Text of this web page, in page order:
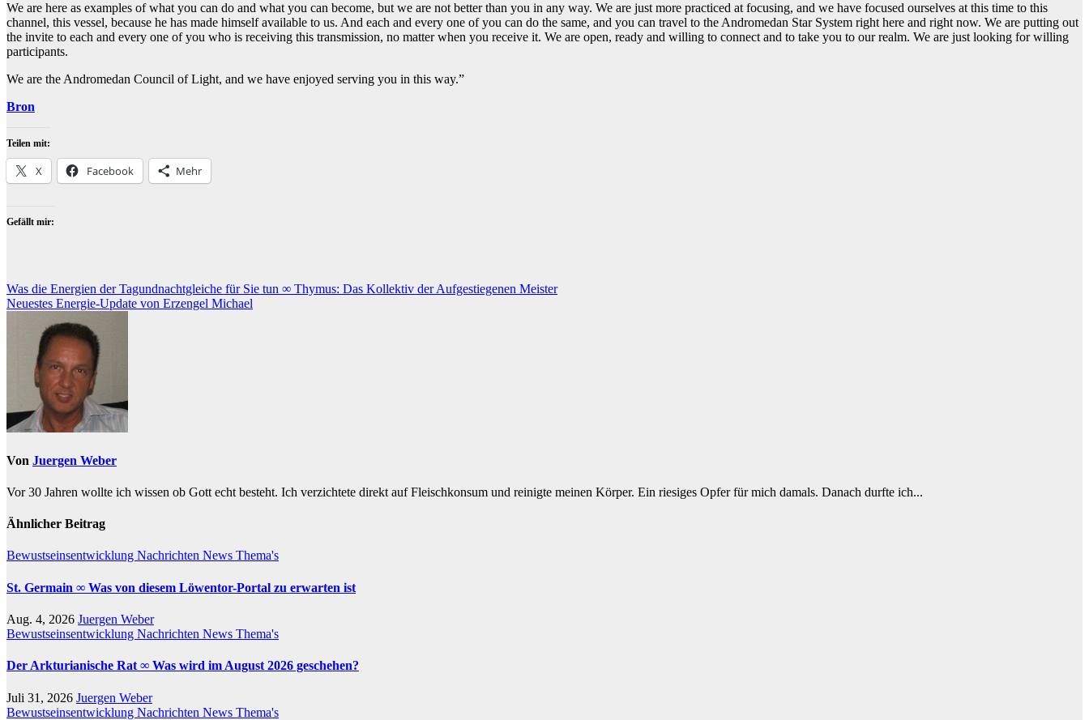
We are here as examples of what you can do and what you can become, but we are not better than you in any way. We are just more practiced at focusing, and we have focused ourselves at this time to this
channel, this vessel, because he has made himself available to us. And each and every one of you can do the same, and you can travel to the Andromedan Star System right here and right now. We are putting out
the invite to each and every one of you who is receiving this transmission, no matter when you receive it. We are open, ready and willing to connect and to take you to our realm. We are just looking for willing
participants.
We are the Andromedan Council of Light, and we have enjoyed serving you in this way.”
Bron
Teilen mit:
X Facebook Mehr
Gefällt mir:
Beitragsnavigation
Was die Energien der Tagundnachtgleiche für Sie tun ∞ Thymus: Das Kollektiv der Aufgestiegenen Meister
Neuestes Energie-Update von Erzengel Michael
Von Juergen Weber
Vor 30 Jahren wollte ich wissen ob Gott echt besteht. Ich verzichtete direkt auf Fleischkonsum und reinigte meinen Körper. Ein riesiges Opfer für mich damals. Danach durfte ich...
Ähnlicher Beitrag
Bewustseinsentwicklung Nachrichten News Thema's
St. Germain ∞ Was von diesem Löwentor-Portal zu erwarten ist
Aug. 4, 2026 Juergen Weber
Bewustseinsentwicklung Nachrichten News Thema's
Der Arkturianische Rat ∞ Was wird im August 2026 geschehen?
Juli 31, 2026 Juergen Weber
Bewustseinsentwicklung Nachrichten News Thema's